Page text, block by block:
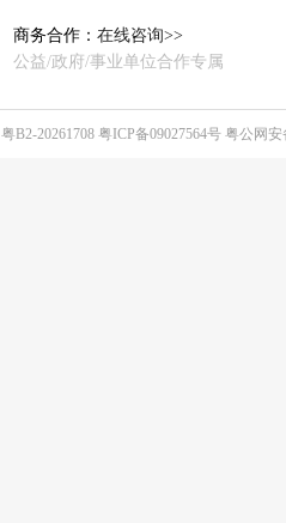
商务合作： 在线咨询>>
公益/政府/事业单位合作专属
粤B2-20261708 粤ICP备09027564号 粤公网安